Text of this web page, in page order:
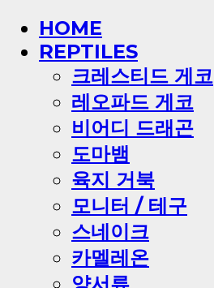
HOME
REPTILES
크레스티드 게코
레오파드 게코
비어디 드래곤
도마뱀
육지 거북
모니터 / 테구
스네이크
카멜레온